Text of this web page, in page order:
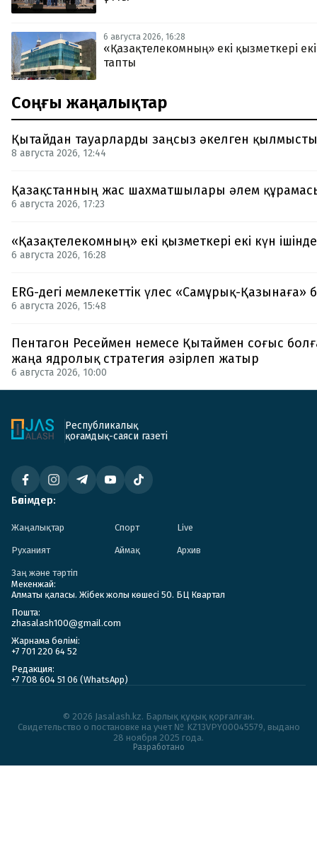
6 августа 2026, 16:28
«Қазақтелекомның» екі қызметкері
тапты
Соңғы жаңалықтар
Қытайдан тауарларды заңсыз әкелген
8 августа 2026, 12:44
Қазақстанның жас шахматшылары әлем
6 августа 2026, 17:23
«Қазақтелекомның» екі қызметкері екі күн
6 августа 2026, 16:28
ERG-дегі мемлекеттік үлес «Самұрық-Қазынаға»
6 августа 2026, 15:48
Пентагон Ресеймен немесе Қытаймен соғыс
жаңа ядролық стратегия әзірлеп жатыр
6 августа 2026, 10:00
Республикалық
қоғамдық-саяси газеті
Бөлімдер:
Жаңалықтар Спорт Live
Руханият Аймақ Архив
Заң және тәртіп
Мекенжай:
Алматы қаласы. Жібек жолы көшесі 50. БЦ Квартал
Пошта:
zhasalash100@gmail.com
Жарнама бөлімі:
+7 701 220 64 52
Редакция:
+7 708 604 51 06 (WhatsApp)
© 2026 Jasalash.kz. Барлық құқық қорғалған.
Cвидетельство о постановке на учет № KZ13VPY00045579, выдано
28 ноября 2025 года.
Разработано